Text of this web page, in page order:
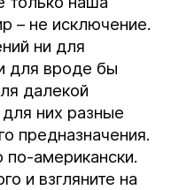
– не исключение.
ни для
для вроде бы
далекой
них разные
предназначения.
по-американски.
и взгляните на